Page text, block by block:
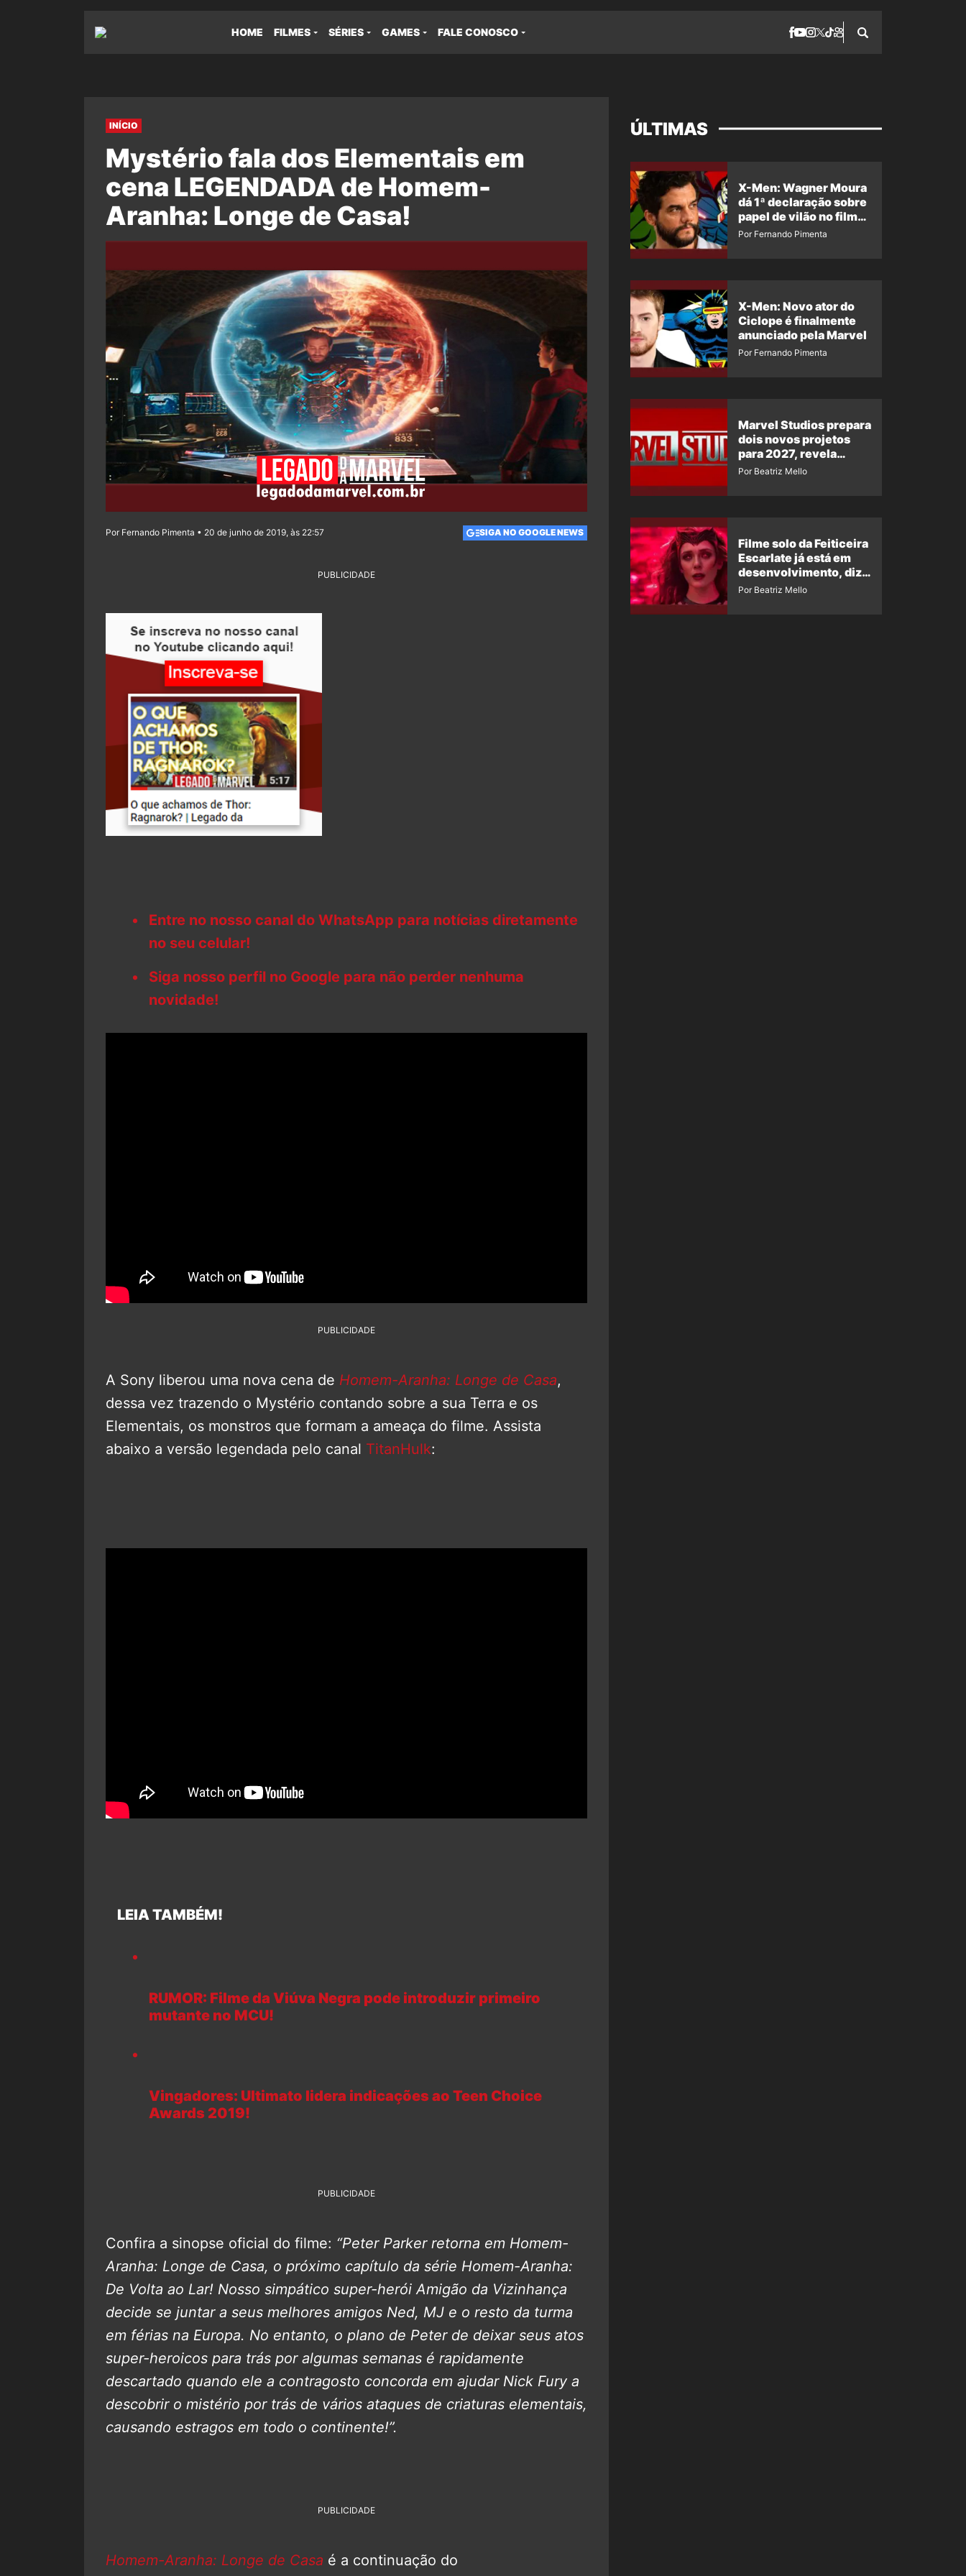
HOME FILMES SÉRIES GAMES FALE CONOSCO
INÍCIO
Mystério fala dos Elementais em
cena LEGENDADA de Homem-
Aranha: Longe de Casa!
Por Fernando Pimenta • 20 de junho de 2019, às 22:57 SIGA NO GOOGLE NEWS
PUBLICIDADE
Entre no nosso canal do WhatsApp para notícias diretamente
no seu celular!
Siga nosso perfil no Google para não perder nenhuma
novidade!
PUBLICIDADE
A Sony liberou uma nova cena de Homem-Aranha: Longe de Casa,
dessa vez trazendo o Mystério contando sobre a sua Terra e os
Elementais, os monstros que formam a ameaça do filme. Assista
abaixo a versão legendada pelo canal TitanHulk:
LEIA TAMBÉM!
RUMOR: Filme da Viúva Negra pode introduzir primeiro
mutante no MCU!
Vingadores: Ultimato lidera indicações ao Teen Choice
Awards 2019!
PUBLICIDADE
Confira a sinopse oficial do filme: “Peter Parker retorna em Homem-
Aranha: Longe de Casa, o próximo capítulo da série Homem-Aranha:
De Volta ao Lar! Nosso simpático super-herói Amigão da Vizinhança
decide se juntar a seus melhores amigos Ned, MJ e o resto da turma
em férias na Europa. No entanto, o plano de Peter de deixar seus atos
super-heroicos para trás por algumas semanas é rapidamente
descartado quando ele a contragosto concorda em ajudar Nick Fury a
descobrir o mistério por trás de vários ataques de criaturas elementais,
causando estragos em todo o continente!”.
PUBLICIDADE
Homem-Aranha: Longe de Casa é a continuação do
ÚLTIMAS
X-Men: Wagner Moura
dá 1ª declaração sobre
papel de vilão no filme
da Marvel
Por Fernando Pimenta
X-Men: Novo ator do
Ciclope é finalmente
anunciado pela Marvel
Por Fernando Pimenta
Marvel Studios prepara
dois novos projetos
para 2027, revela
insider
Por Beatriz Mello
Filme solo da Feiticeira
Escarlate já está em
desenvolvimento, diz
insider
Por Beatriz Mello